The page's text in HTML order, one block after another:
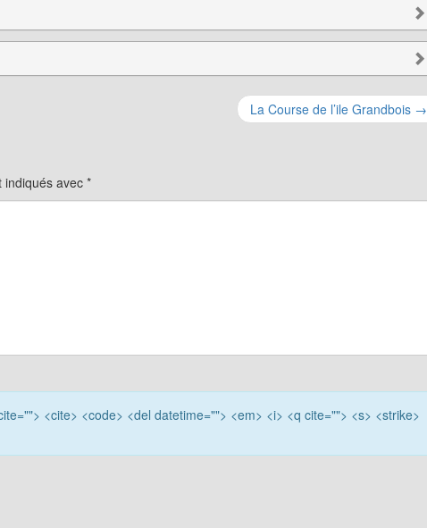
La Course de l’ile Grandbois →
indiqués avec*
<cite> <code> <del datetime=""> <em> <i> <q cite=""> <s> <strike>